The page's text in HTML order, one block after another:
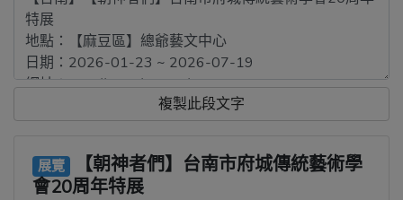
複製此段文字
展覽
【朝神者們】台南市府城傳統藝術學
會20周年特展